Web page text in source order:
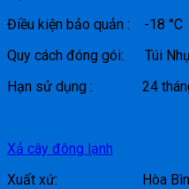
Điều kiện bảo quản : -18 °C
Quy cách đóng gói: Túi
Hạn sử dụng : 24
Xả cây đông lạnh
Xuất xứ: Hòa